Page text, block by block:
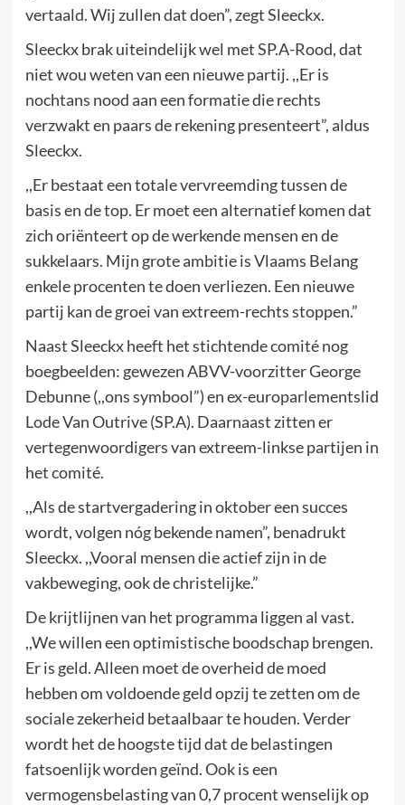
vertaald. Wij zullen dat doen”, zegt Sleeckx.
Sleeckx brak uiteindelijk wel met SP.A-Rood, dat
niet wou weten van een nieuwe partij. ,,Er is
nochtans nood aan een formatie die rechts
verzwakt en paars de rekening presenteert”, aldus
Sleeckx.
,,Er bestaat een totale vervreemding tussen de
basis en de top. Er moet een alternatief komen dat
zich oriënteert op de werkende mensen en de
sukkelaars. Mijn grote ambitie is Vlaams Belang
enkele procenten te doen verliezen. Een nieuwe
partij kan de groei van extreem-rechts stoppen.”
Naast Sleeckx heeft het stichtende comité nog
boegbeelden: gewezen ABVV-voorzitter George
Debunne (,,ons symbool”) en ex-europarlementslid
Lode Van Outrive (SP.A). Daarnaast zitten er
vertegenwoordigers van extreem-linkse partijen in
het comité.
,,Als de startvergadering in oktober een succes
wordt, volgen nóg bekende namen”, benadrukt
Sleeckx. ,,Vooral mensen die actief zijn in de
vakbeweging, ook de christelijke.”
De krijtlijnen van het programma liggen al vast.
,,We willen een optimistische boodschap brengen.
Er is geld. Alleen moet de overheid de moed
hebben om voldoende geld opzij te zetten om de
sociale zekerheid betaalbaar te houden. Verder
wordt het de hoogste tijd dat de belastingen
fatsoenlijk worden geïnd. Ook is een
vermogensbelasting van 0,7 procent wenselijk op